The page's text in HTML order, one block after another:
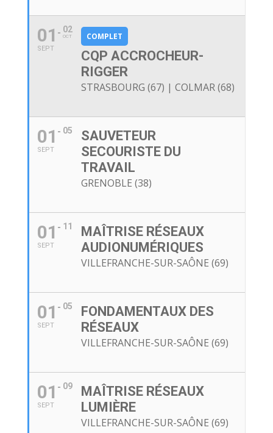
01
SEPT
02
OCT COMPLET
CQP ACCROCHEUR-
RIGGER
STRASBOURG (67) | COLMAR (68)
01
SEPT
05
SAUVETEUR
SECOURISTE DU
TRAVAIL
GRENOBLE (38)
01
SEPT
11
MAÎTRISE RÉSEAUX
AUDIONUMÉRIQUES
VILLEFRANCHE-SUR-SAÔNE (69)
01
SEPT
05
FONDAMENTAUX DES
RÉSEAUX
VILLEFRANCHE-SUR-SAÔNE (69)
01
SEPT
09
MAÎTRISE RÉSEAUX
LUMIÈRE
VILLEFRANCHE-SUR-SAÔNE (69)